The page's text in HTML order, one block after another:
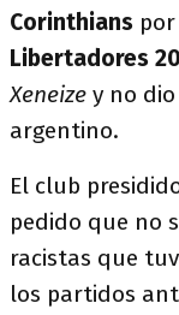
Corinthians
Libertadores
Xeneize y no
argentino.
El club
pedido que no
racistas que
los partidos